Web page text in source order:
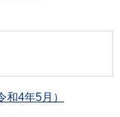
4年5月）